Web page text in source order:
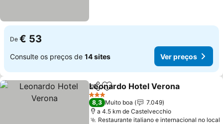
De € 53
Consulte os preços de 14 sites Ver preços
PartilharAdicionar aos favoritos
Leonardo Hotel Verona
3 Estrelas
8,3 Muito boa
7.049
a 4.5 km de Castelvecchio
Restaurante italiano e internacional no local